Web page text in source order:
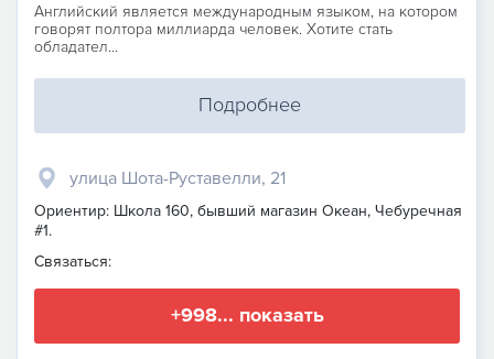
Английский является международным языком, на котором
говорят полтора миллиарда человек. Хотите стать
обладател...
Подробнее
улица Шота-Руставелли, 21
Ориентир: Школа 160, бывший магазин Океан, Чебуречная
#1.
Связаться:
+998... показать